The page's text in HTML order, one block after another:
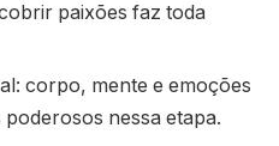
paixões faz toda
corpo, mente e emoções
nessa etapa.